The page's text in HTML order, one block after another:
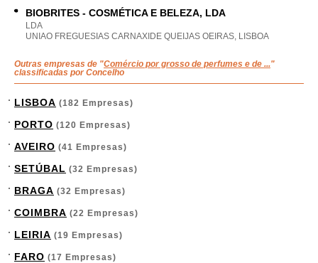
BIOBRITES - COSMÉTICA E BELEZA, LDA
LDA
UNIAO FREGUESIAS CARNAXIDE QUEIJAS OEIRAS, LISBOA
Outras empresas de "Comércio por grosso de perfumes e de ..."
classificadas por Concelho
LISBOA (182 Empresas)
PORTO (120 Empresas)
AVEIRO (41 Empresas)
SETÚBAL (32 Empresas)
BRAGA (32 Empresas)
COIMBRA (22 Empresas)
LEIRIA (19 Empresas)
FARO (17 Empresas)